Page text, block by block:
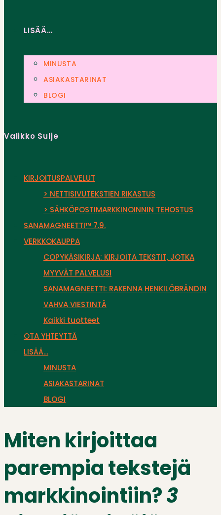
LISÄÄ…
MINUSTA
ASIAKASTARINAT
BLOGI
Valikko Sulje
KIRJOITUSPALVELUT
> NETTISIVUTEKSTIEN RIKASTUS
> SÄHKÖPOSTIMARKKINOINNIN TEHOSTUS
SANAMAGNEETTI™ 7.9.
VERKKOKAUPPA
COPYKÄSIKIRJA: KIRJOITA TEKSTIT, JOTKA
MYYVÄT PALVELUSI
SANAMAGNEETTI: RAKENNA HENKILÖBRÄNDIN
VAHVA VIESTINTÄ
Kaikki tuotteet
OTA YHTEYTTÄ
LISÄÄ…
MINUSTA
ASIAKASTARINAT
BLOGI
Miten kirjoittaa
parempia tekstejä
markkinointiin?3